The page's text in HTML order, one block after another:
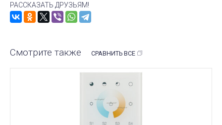
РАССКАЗАТЬ ДРУЗЬЯМ!
Смотрите также СРАВНИТЬ ВСЕ